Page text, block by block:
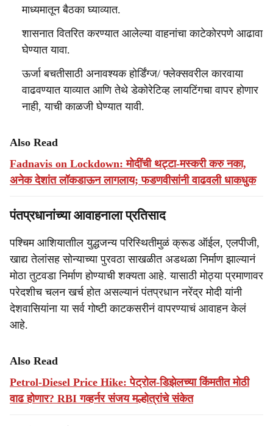
माध्यमातून बैठका घ्याव्यात.
शासनात वितरित करण्यात आलेल्या वाहनांचा काटेकोरपणे आढावा
घेण्यात यावा.
ऊर्जा बचतीसाठी अनावश्यक होर्डिंग्ज/ फ्लेक्सवरील कारवाया
वाढवण्यात याव्यात आणि तेथे डेकोरेटिव्ह लायटिंगचा वापर होणार
नाही, याची काळजी घेण्यात यावी.
Also Read
Fadnavis on Lockdown: मोदींची थट्टा-मस्करी करु नका,
अनेक देशांत लॉकडाऊन लागलाय; फडणवीसांनी वाढवली धाकधुक
पंतप्रधानांच्या आवाहनाला प्रतिसाद
पश्चिम आशियाताील युद्धजन्य परिस्थितीमुळं क्रूड ऑईल, एलपीजी,
खाद्य तेलांसह सोन्याच्या पुरवठा साखळीत अडथळा निर्माण झाल्यानं
मोठा तुटवडा निर्माण होण्याची शक्यता आहे. यासाठी मोठ्या प्रमाणावर
परेदशीच चलन खर्च होत असल्यानं पंतप्रधान नरेंद्र मोदी यांनी
देशवासियांना या सर्व गोष्टी काटकसरीनं वापरण्याचं आवाहन केलं
आहे.
Also Read
Petrol-Diesel Price Hike: पेट्रोल-डिझेलच्या किंमतीत मोठी
वाढ होणार? RBI गव्हर्नर संजय मल्होत्रांचे संकेत